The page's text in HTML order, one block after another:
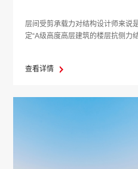
层间受剪承载力对结构设计师来说
定“A级高度高层建筑的楼层抗侧力
查看详情